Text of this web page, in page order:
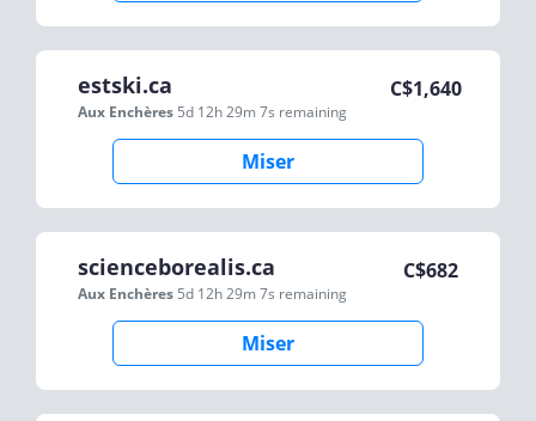
estski.ca
Aux Enchères 5d 12h 29m 7s remaining
C$1,640
Miser
scienceborealis.ca
Aux Enchères 5d 12h 29m 7s remaining
C$682
Miser